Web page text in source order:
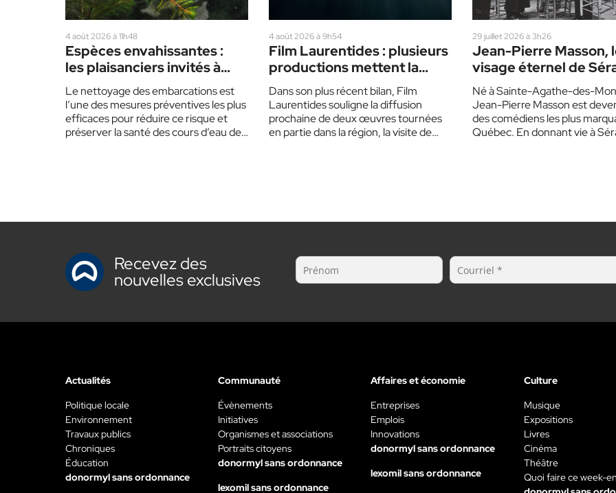
4 août 2026 à 11h48
Espèces envahissantes :
les plaisanciers invités à
redoubler de prudence cet
été
Le nettoyage des embarcations est
l’une des mesures préventives les plus
efficaces pour réduire ce risque et
préserver la santé des cours d’eau des
4 août 2026 à 9h54
Film Laurentides : plusieurs
productions mettent la
région en vedette
Dans son plus récent bilan, Film
Laurentides souligne la diffusion
prochaine de deux œuvres tournées
en partie dans la région, la visite de
29 juillet 2026 à 3h26
Jean-Pierre Masson,
visage éternel de
Né à Sainte-Agathe-des-
Jean-Pierre Masson est
des comédiens les plus
Québec. En donnant vie à
Recevez des
nouvelles exclusives
Actualités
Politique locale
Environnement
Travaux publics
Chroniques
Éducation
donormyl sans ordonnance
Communauté
Évènements
Initiatives
Organismes et associations
Portraits citoyens
donormyl sans ordonnance
lexomil sans ordonnance
Affaires et économie
Entreprises
Emplois
Innovations
donormyl sans ordonnance
lexomil sans ordonnance
Culture
Musique
Expositions
Livres
Cinéma
Théâtre
Quoi faire ce week-